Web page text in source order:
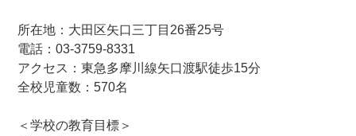
所在地：大田区矢口三丁目26番25号
電話：03-3759-8331
アクセス：東急多摩川線矢口渡駅徒歩15分
全校児童数：570名
＜学校の教育目標＞